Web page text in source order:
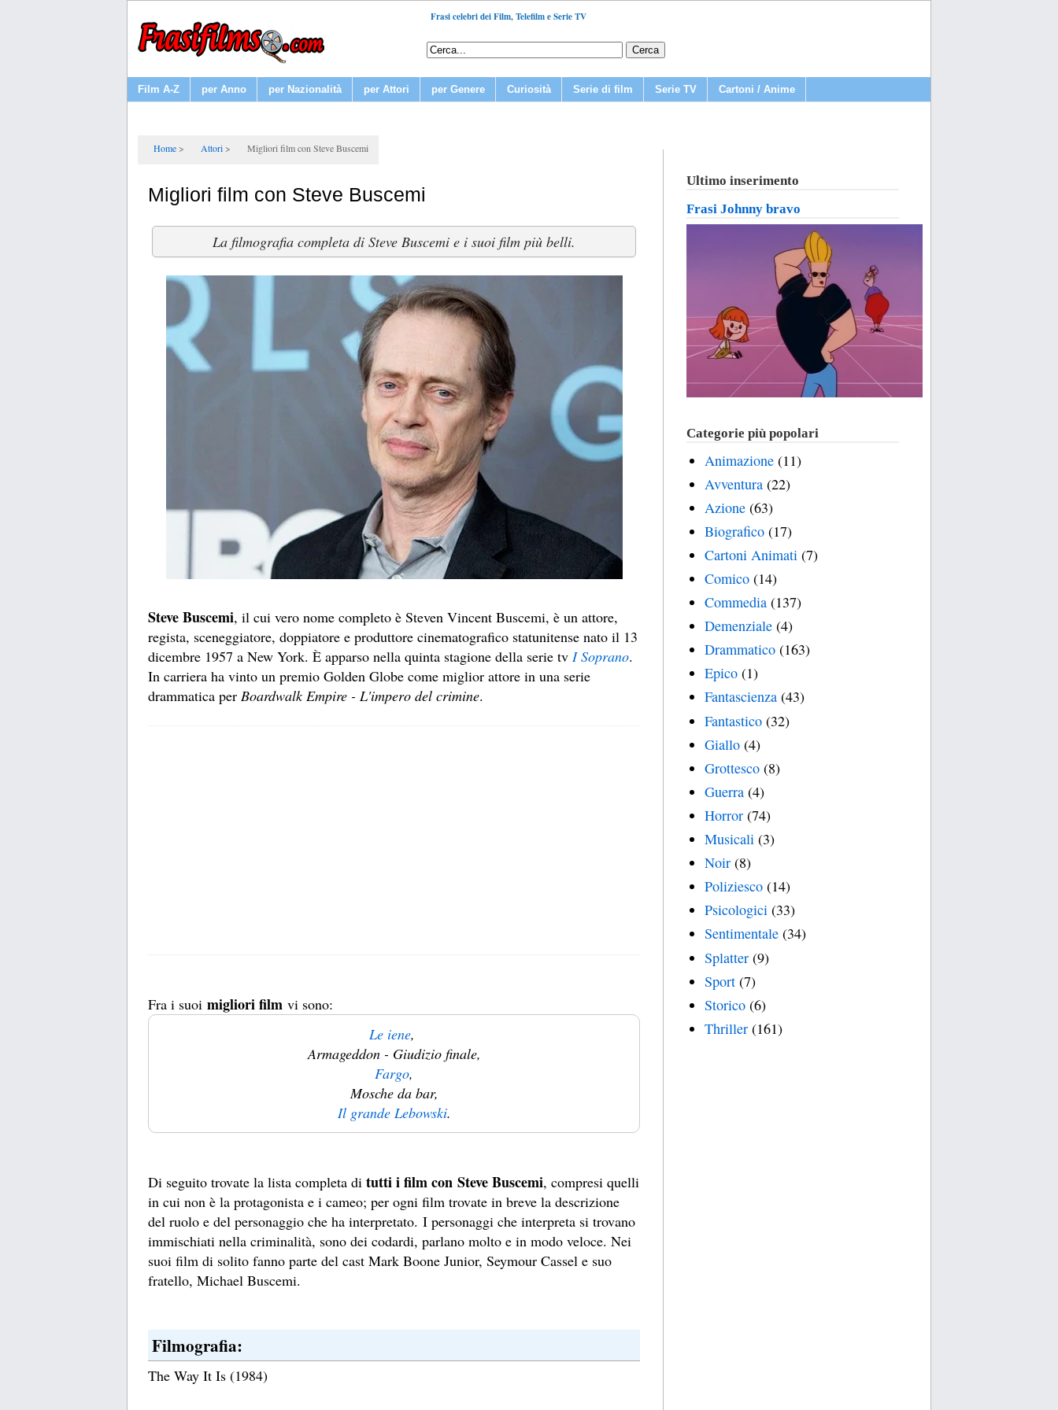
Frasi celebri dei Film, Telefilm e Serie TV
Film A-Z per Anno per Nazionalità per Attori per Genere Curiosità Serie di film Serie TV Cartoni / Anime
Home Attori Migliori film con Steve Buscemi
Migliori film con Steve Buscemi
La filmografia completa di Steve Buscemi e i suoi film più belli.
Steve Buscemi, il cui vero nome completo è Steven Vincent Buscemi, è un attore,
regista, sceneggiatore, doppiatore e produttore cinematografico statunitense nato il 13
dicembre 1957 a New York. È apparso nella quinta stagione della serie tv I Soprano.
In carriera ha vinto un premio Golden Globe come miglior attore in una serie
drammatica per Boardwalk Empire - L'impero del crimine.
Fra i suoi migliori film vi sono:
Le iene,
Armageddon - Giudizio finale,
Fargo,
Mosche da bar,
Il grande Lebowski.
Di seguito trovate la lista completa di tutti i film con Steve Buscemi, compresi quelli
in cui non è la protagonista e i cameo; per ogni film trovate in breve la descrizione
del ruolo e del personaggio che ha interpretato. I personaggi che interpreta si trovano
immischiati nella criminalità, sono dei codardi, parlano molto e in modo veloce. Nei
suoi film di solito fanno parte del cast Mark Boone Junior, Seymour Cassel e suo
fratello, Michael Buscemi.
Filmografia:
The Way It Is (1984)
Ultimo inserimento
Frasi Johnny bravo
Categorie più popolari
Animazione (11)
Avventura (22)
Azione (63)
Biografico (17)
Cartoni Animati (7)
Comico (14)
Commedia (137)
Demenziale (4)
Drammatico (163)
Epico (1)
Fantascienza (43)
Fantastico (32)
Giallo (4)
Grottesco (8)
Guerra (4)
Horror (74)
Musicali (3)
Noir (8)
Poliziesco (14)
Psicologici (33)
Sentimentale (34)
Splatter (9)
Sport (7)
Storico (6)
Thriller (161)